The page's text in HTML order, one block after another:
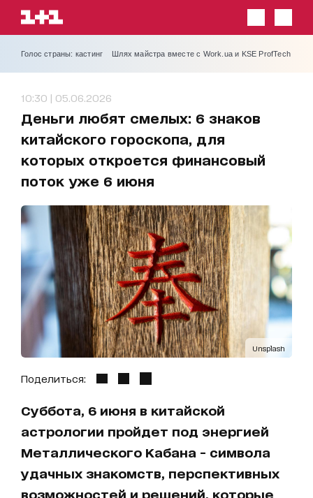
Голос страны: кастинг Шлях майстра вместе с Work.ua и KSE ProfTech
10:30 | 05.06.2026
Деньги любят смелых: 6 знаков
китайского гороскопа, для
которых откроется финансовый
поток уже 6 июня
Unsplash
Поделиться:
Суббота, 6 июня в китайской
астрологии пройдет под энергией
Металлического Кабана - символа
удачных знакомств, перспективных
возможностей и решений, которые